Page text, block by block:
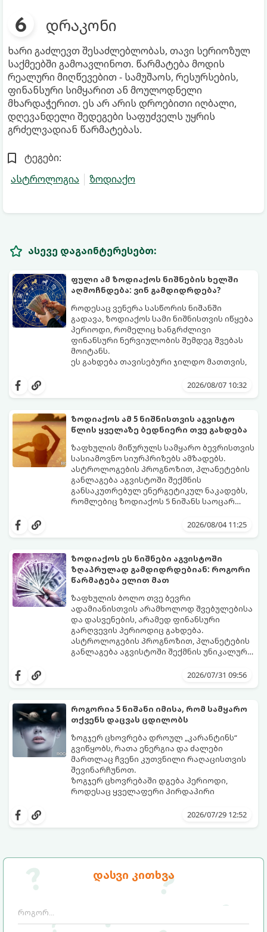
დასვი კითხვა
დრაკონი
ხარი გაძლევთ შესაძლებლობას, თავი სერიოზულ
საქმეებში გამოავლინოთ. წარმატება მოდის
რეალური მიღწევებით - სამუშაოს, რესურსების,
ფინანსური სიმყარით ან მოულოდნელი
მხარდაჭერით. ეს არ არის დროებითი იღბალი,
დღევანდელი შედეგები საფუძველს უყრის
გრძელვადიან წარმატებას.
ტეგები:
ასტროლოგია
ზოდიაქო
ასევე დაგაინტერესებთ:
ფული ამ ზოდიაქოს ნიშნების ხელში
აღმოჩნდება: ვინ გამდიდრდება?
როდესაც ვენერა სასწორის ნიშანში
გადავა, ზოდიაქოს სამი ნიშნისთვის იწყება
პერიოდი, რომელიც ხანგრძლივი
ფინანსური ნერვიულობის შემდეგ შვებას
მოიტანს.
ეს გახდება თავისებური ჯილდო მათთვის,
იჩენდა და სირთულეების მიუხედავად წინ
სურვილების გადადებასა და ხარჯების
მკაცრ კონტროლს. თუმცა, ახლა სიტუაცია
თანდათან შეიცვლება.
პრობლემები, რომლებიც უსასრულო
გეგონათ, უკან დაიხევს, ამასთან ერთად კი
გაჩნდება მეტი ნდობა მომავლის მიმართ.
რთული პერიოდის შემდეგ ეს ნიშნები
შეძლებენ ამოისუნთქონ და დაინახონ
ახალი შესაძლებლობები.
2026/08/07 10:32
ზოდიაქოს ამ 5 ნიშნისთვის აგვისტო
წლის ყველაზე ბედნიერი თვე გახდება
ზაფხულის მიწურულს სამყარო ბევრისთვის
სასიამოვნო სიურპრიზებს ამზადებს.
ასტროლოგების პროგნოზით, პლანეტების
განლაგება აგვისტოში შექმნის
განსაკუთრებულ ენერგეტიკულ ნაკადებს,
რომლებიც ზოდიაქოს 5 ნიშანს საოცარ
ყველაზე ბედნიერი თვე აღმოჩნდება.
2026/08/04 11:25
ზოდიაქოს ეს ნიშნები აგვისტოში
ზღაპრულად გამდიდრდებიან: როგორი
წარმატება ელით მათ
ზაფხულის ბოლო თვე ბევრი
ადამიანისთვის არამხოლოდ შვებულებისა
და დასვენების, არამედ ფინანსური
გარღვევის პერიოდიც გახდება.
ასტროლოგების პროგნოზით, პლანეტების
განლაგება აგვისტოში შექმნის უნიკალურ
ზოდიაქოს 4 ნიშანს ფინანსური წარმატების
შორის, ვისაც აგვისტოში ფინანსური
2026/07/31 09:56
როგორია 5 ნიშანი იმისა, რომ სამყარო
თქვენს დაცვას ცდილობს
ზოგჯერ ცხოვრება დროულ „კარანტინს“
გვიწყობს, რათა ენერგია და ძალები
მართლაც ჩვენი კუთვნილი რაღაცისთვის
შევინარჩუნოთ.
ზოგჯერ ცხოვრებაში დგება პერიოდი,
როდესაც ყველაფერი პირდაპირი
იშლება მნიშვნელოვანი გარიგებები,
ასეთ მომენტებში ადვილია
ეზოთერიკასა და ფსიქოლოგიაში ეს
ფენომენი ხშირად სხვანაირად
მომხდარი მარცხი სასჯელი კი არა,
სამყაროს მცდელობაა:
2026/07/29 12:52